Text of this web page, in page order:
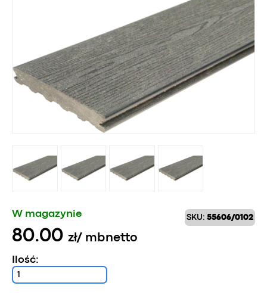
SKU: 55606/0102
W magazynie
80.00 zł/ mbnetto
Ilość: